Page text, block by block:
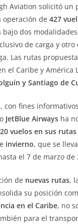
Aviation solicitó un
operación de 427
bajo dos
de carga y otro
Las rutas
el Caribe y América
y Santiago de
con fines
JetBlue Airwaysha
vuelos en sus
invierno, que se
el 7 de marzo de
de nuevas rutas,
su posición
en el Caribe, no
para el